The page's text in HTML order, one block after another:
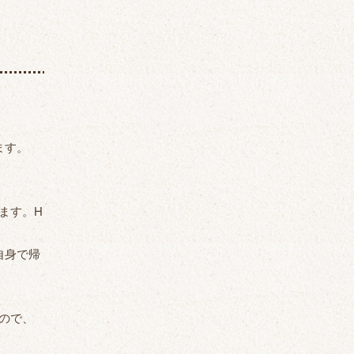
。
す。H
身で帰
で、